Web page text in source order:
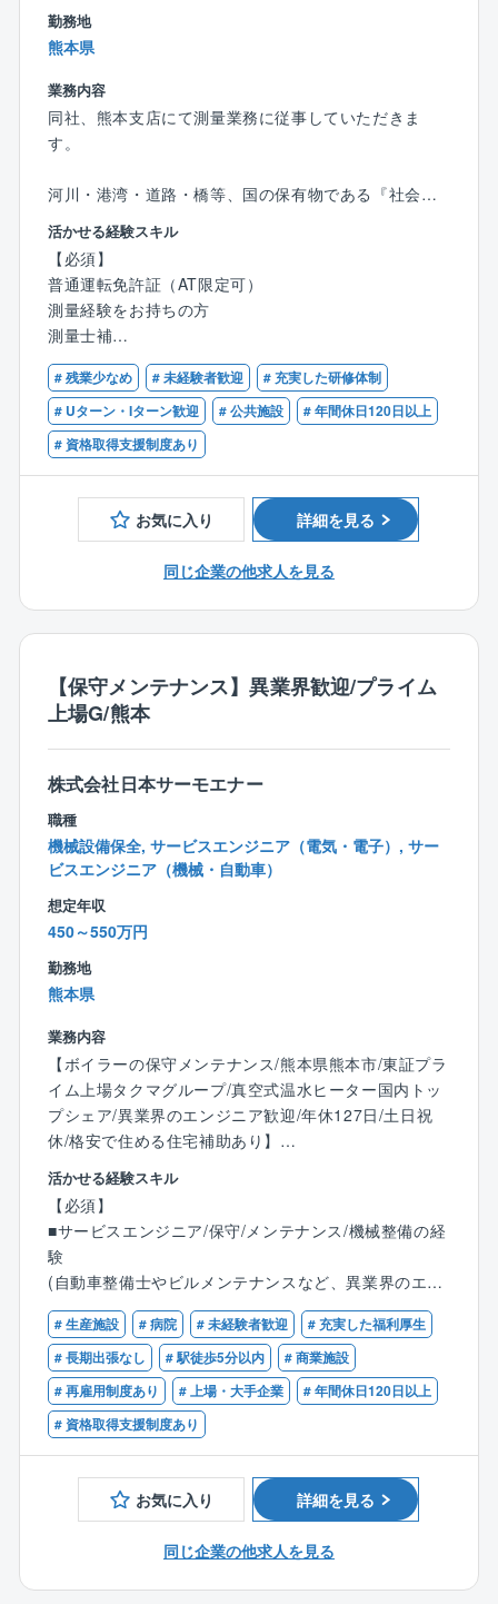
勤務地
熊本県
業務内容
同社、熊本支店にて測量業務に従事していただきま
す。
河川・港湾・道路・橋等、国の保有物である『社会資
本』に関するお仕事です。設計や点検に必要な情報(地
質や地面の角度、川の深さ等)を、機械を用いて現地で
計測して頂きます。
【業務内容】
■基準点測量
■水準測量
■地形測量
■路線測量
■河川測量
■用地測量
■地籍調査
■用地取得計画の策定支援
★河川と橋梁の分野に特に強みを持ち、表彰などの実
績も豊富。
★将来の事業に投資しつつ、賞与は月給4か月分に加
え、業績連動分を支給することで社員に還元。※過去12
期連続支給
★資格取得支援や通信教育など各種制度が整備されて
います。
★特に河川関連の事業では、多くの表彰を受けており
ます。
活かせる経験スキル
【必須】
普通運転免許証（AT限定可）
測量経験をお持ちの方
測量士補
【歓迎】
測量士
# 残業少なめ # 未経験者歓迎
# 充実した研修体制
# Uターン・Iターン歓迎
# 公共施設
# 年間休日120日以上
# 資格取得支援制度あり
お気に入り 詳細を見る
同じ企業の他求人を見る
【保守メンテナンス】異業界歓迎/プライム
上場G/熊本
株式会社日本サーモエナー
職種
機械設備保全, サービスエンジニア（電気・電子）, サー
ビスエンジニア（機械・自動車）
想定年収
450～550万円
勤務地
熊本県
業務内容
【ボイラーの保守メンテナンス/熊本県熊本市/東証プラ
イム上場タクマグループ/真空式温水ヒーター国内トッ
プシェア/異業界のエンジニア歓迎/年休127日/土日祝
休/格安で住める住宅補助あり】
■業務内容：
同社は商業施設や病院、工場等で利用されるボイラや
ヒータのメーカーです。開発からメンテナンスまで対
応しているため、顧客に寄り添った提案が可能となり
ます。同社にてボイラの保守・メンテナンスをお任せ
します。
■業務詳細：
各種ボイラ及び周辺機器の製品内における試運転業
務、修理対応、顧客管理、アフターメンテナンス、更
・メンテナンス…顧客の施設を定期的に訪問し、定期
保守や点検消耗部品の交換、ボイラ内の清掃、水質の
チェック、訪問先は大型の施設から小規模の店頭まで
様々です。ボイラは燃料や重量別に種類が多岐にわた
活かせる経験スキル
【必須】
■サービスエンジニア/保守/メンテナンス/機械整備の経
験
(自動車整備士やビルメンテナンスなど、異業界のエン
ジニアから転職された方が活躍中！)
【歓迎】
■ボイラ等の業務関連に関する知識、資格
■普通自動車免許第一種
# 生産施設 # 病院 # 未経験者歓迎
# 充実した福利厚生
# 長期出張なし
# 駅徒歩5分以内
# 商業施設
# 再雇用制度あり
# 上場・大手企業
# 年間休日120日以上
# 資格取得支援制度あり
お気に入り 詳細を見る
同じ企業の他求人を見る